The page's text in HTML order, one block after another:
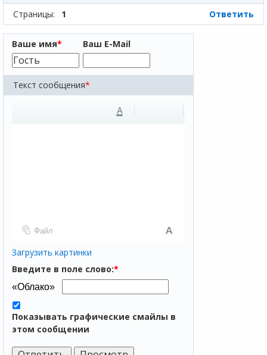
Страницы: 1 Ответить
Ваше имя* Ваш E-Mail
Текст сообщения*
A
Файл
Загрузить картинки
Введите в поле слово:*
Показывать графические смайлы в
этом сообщении